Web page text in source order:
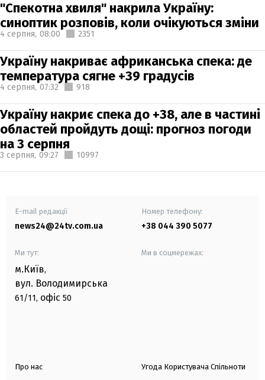
"Спекотна хвиля" накрила Україну:
синоптик розповів, коли очікуються зміни
4 серпня, 08:00 2351
Україну накриває африканська спека: де
температура сягне +39 градусів
4 серпня, 07:32 918
Україну накриє спека до +38, але в частині
областей пройдуть дощі: прогноз погоди
на 3 серпня
3 серпня, 09:27 10997
E-mail редакції
news24@24tv.com.ua
Номер телефону:
+38 044 390 5077
Ми тут:
м.Київ,
вул. Володимирська
61/11, офіс 50
Ми в соцмережах:
Про нас Угода Користувача Спільноти